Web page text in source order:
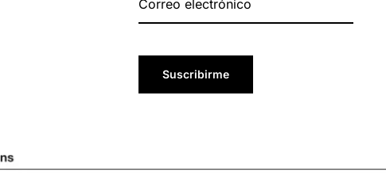
Suscribirme